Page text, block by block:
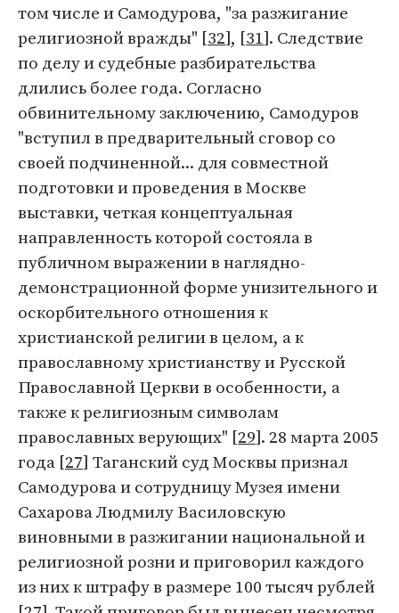
том числе и Самодурова, "за разжигание
религиозной вражды" [32], [31]. Следствие
по делу и судебные разбирательства
длились более года. Согласно
обвинительному заключению, Самодуров
"вступил в предварительный сговор со
своей подчиненной... для совместной
подготовки и проведения в Москве
выставки, четкая концептуальная
направленность которой состояла в
публичном выражении в наглядно-
демонстрационной форме унизительного и
оскорбительного отношения к
христианской религии в целом, а к
православному христианству и Русской
Православной Церкви в особенности, а
также к религиозным символам
православных верующих" [29]. 28 марта 2005
года [27] Таганский суд Москвы признал
Самодурова и сотрудницу Музея имени
Сахарова Людмилу Василовскую
виновными в разжигании национальной и
религиозной розни и приговорил каждого
из них к штрафу в размере 100 тысяч рублей